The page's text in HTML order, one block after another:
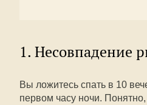
1. Несовпадение
Вы ложитесь спать в 10
первом часу ночи. Понятно,